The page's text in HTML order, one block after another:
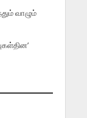
வாழும்